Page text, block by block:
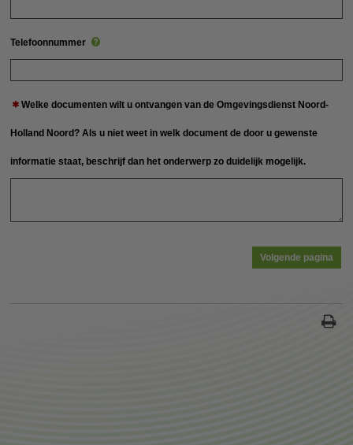
Telefoonnummer
Welke documenten wilt u ontvangen van de Omgevingsdienst Noord-
Holland Noord? Als u niet weet in welk document de door u gewenste
informatie staat, beschrijf dan het onderwerp zo duidelijk mogelijk.